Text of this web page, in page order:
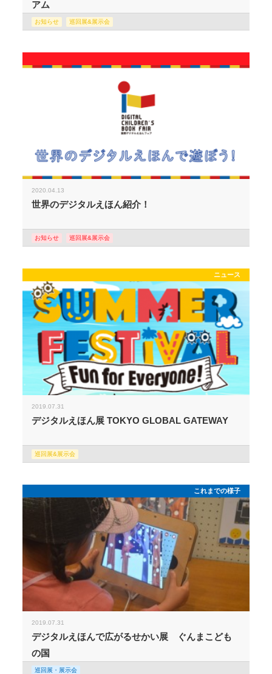
アム
お知らせ 巡回展&展示会
2020.04.13
世界のデジタルえほん紹介！
お知らせ 巡回展&展示会
ニュース
2019.07.31
デジタルえほん展 TOKYO GLOBAL GATEWAY
巡回展&展示会
これまでの様子
2019.07.31
デジタルえほんで広がるせかい展 ぐんまこども
の国
巡回展・展示会